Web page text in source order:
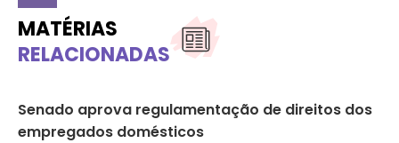
MATÉRIAS
RELACIONADAS
Senado aprova regulamentação de direitos dos
empregados domésticos